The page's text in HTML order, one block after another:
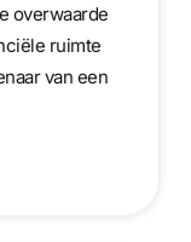
overwaarde
ruimte
van een